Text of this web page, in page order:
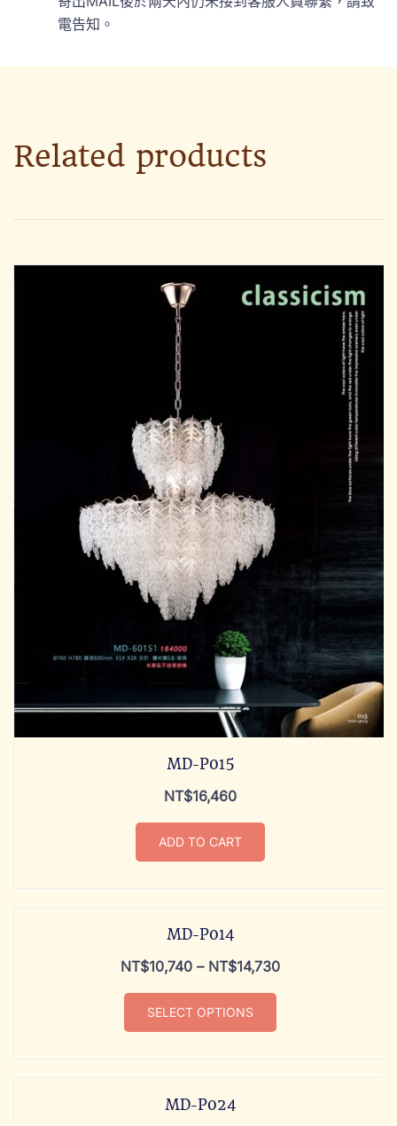
電告知。
Related products
MD-P015
NT$16,460
ADD TO CART
MD-P014
NT$10,740 – NT$14,730
SELECT OPTIONS
MD-P024